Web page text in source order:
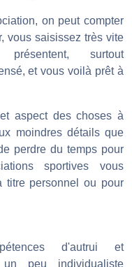
on peut compter
vous saisissez très vite
surtout
et vous voilà prêt à
aspect des choses à
moindres détails que
perdre du temps pour
sportives vous
titre personnel ou pour
d'autrui et
peu individualiste